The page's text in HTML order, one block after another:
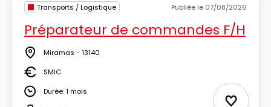
Transports / Logistique Publiée le 07/08/2026
Préparateur de commandes F/H
Lieu Miramas - 13140
Salaire
SMIC
DuréeDurée: 1 mois